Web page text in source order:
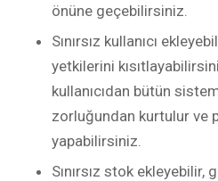
önüne geçebilirsiniz.
Sınırsız kullanıcı
yetkilerini
kullanıcıdan bütün
zorluğundan kurtulur ve
yapabilirsiniz.
Sınırsız stok ekleyebilir,